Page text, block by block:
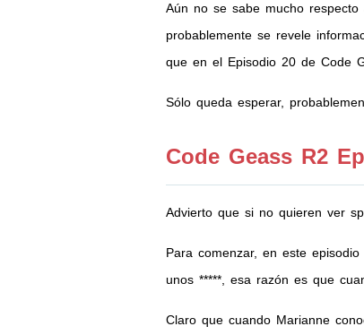
Aún no se sabe mucho
probablemente se revele
que en el Episodio 20 de Code
Sólo queda esperar,
Code Geass R2
Advierto que si no quieren ver
Para comenzar, en este
unos *****, esa razón es que
Claro que cuando Marianne